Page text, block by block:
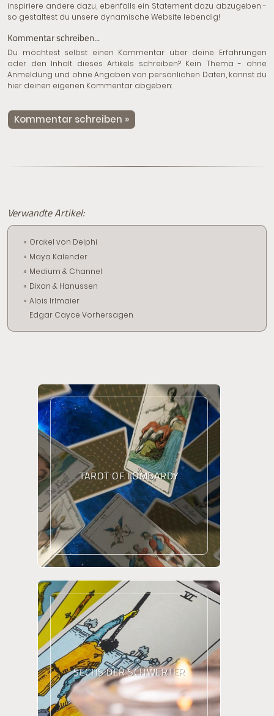
inspiriere andere dazu, ebenfalls ein Statement dazu abzugeben -
so gestaltest du unsere dynamische Website lebendig!
Kommentar schreiben...
Du möchtest selbst einen Kommentar über deine Erfahrungen
oder den Inhalt dieses Artikels schreiben? Kein Thema - ohne
Anmeldung und ohne Angaben von persönlichen Daten, kannst du
hier deinen eigenen Kommentar abgeben:
Kommentar schreiben »
Verwandte Artikel:
Orakel von Delphi
Maya Kalender
Medium & Channel
Dixon & Hanussen
Alois Irlmaier
Edgar Cayce Vorhersagen
TAROT OF LOMBARDY
SECHS DER SCHWERTER